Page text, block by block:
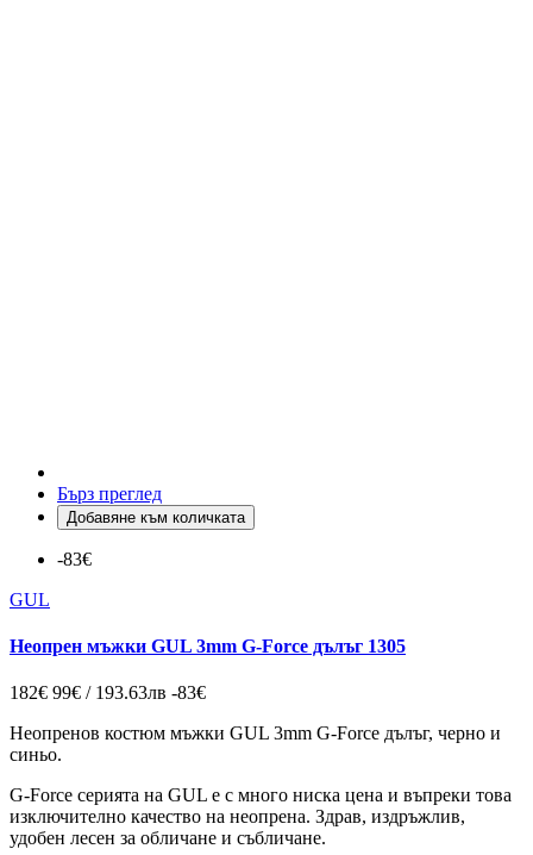
Бърз преглед
Добавяне към количката
-83€
GUL
Неопрен мъжки GUL 3mm G-Force дълъг 1305
182€ 99€ / 193.63лв -83€
Неопренов костюм мъжки GUL 3mm G-Force дълъг, черно и
синьо.
G-Force серията на GUL е с много ниска цена и въпреки това
изключително качество на неопрена. Здрав, издръжлив,
удобен лесен за обличане и събличане.